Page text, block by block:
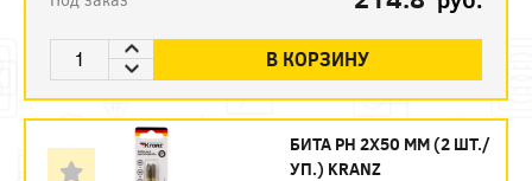
В КОРЗИНУ
БИТА PH 2Х50 ММ (2 ШТ./
УП.) KRANZ